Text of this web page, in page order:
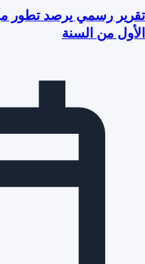
تقرير رسمي يرصد تطور
الأول من السنة